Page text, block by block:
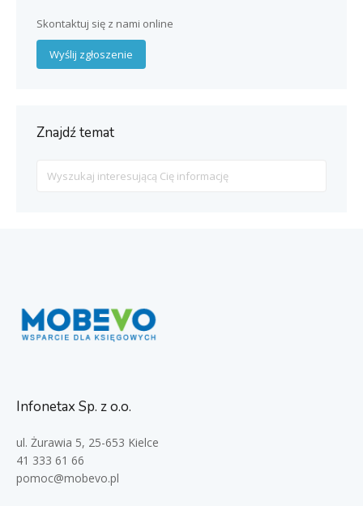
Skontaktuj się z nami online
Wyślij zgłoszenie
Znajdź temat
For
Infonetax Sp. z o.o.
ul. Żurawia 5, 25-653 Kielce
41 333 61 66
pomoc@mobevo.pl